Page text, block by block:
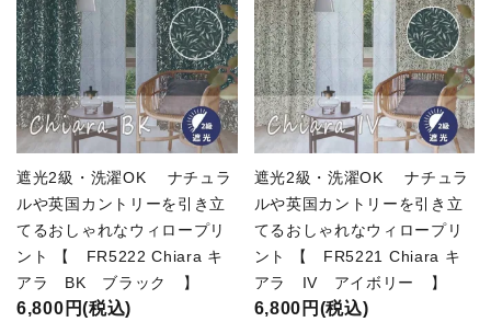
遮光2級・洗濯OK ナチュラ
ルや英国カントリーを引き立
てるおしゃれなウィロープリ
ント 【 FR5222 Chiara キ
アラ BK ブラック 】
6,800円(税込)
遮光2級・洗濯OK ナチュラ
ルや英国カントリーを引き立
てるおしゃれなウィロープリ
ント 【 FR5221 Chiara キ
アラ IV アイボリー 】
6,800円(税込)